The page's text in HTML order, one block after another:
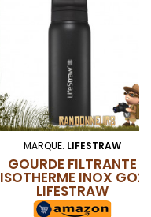
MARQUE: LIFESTRAW
GOURDE FILTRANTE
ISOTHERME INOX GO2
LIFESTRAW